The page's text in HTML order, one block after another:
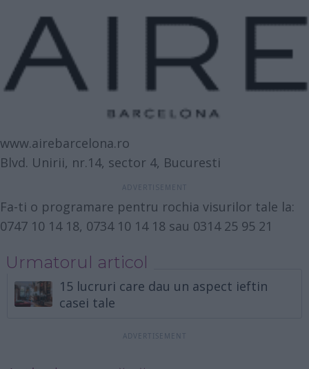
www.airebarcelona.ro
Blvd. Unirii, nr.14, sector 4, Bucuresti
Fa-ti o programare pentru rochia visurilor tale la:
0747 10 14 18, 0734 10 14 18 sau 0314 25 95 21
Urmatorul articol
15 lucruri care dau un aspect ieftin
casei tale